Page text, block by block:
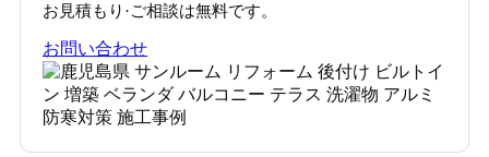
お見積もり·ご相談は無料です。
お問い合わせ